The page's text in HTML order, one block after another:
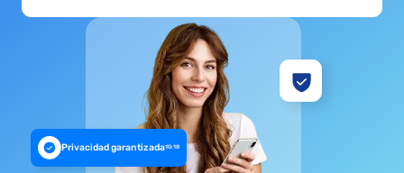
Privacidad garantizada10:18